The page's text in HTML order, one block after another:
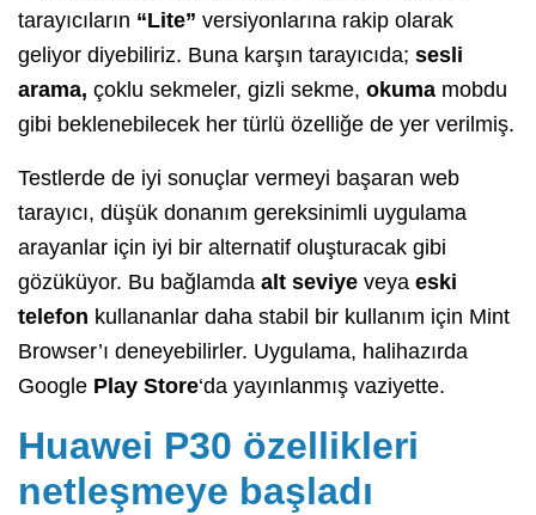
tarayıcıların “Lite” versiyonlarına rakip olarak
geliyor diyebiliriz. Buna karşın tarayıcıda; sesli
arama, çoklu sekmeler, gizli sekme, okuma mobdu
gibi beklenebilecek her türlü özelliğe de yer verilmiş.
Testlerde de iyi sonuçlar vermeyi başaran web
tarayıcı, düşük donanım gereksinimli uygulama
arayanlar için iyi bir alternatif oluşturacak gibi
gözüküyor. Bu bağlamda alt seviye veya eski
telefon kullananlar daha stabil bir kullanım için Mint
Browser’ı deneyebilirler. Uygulama, halihazırda
Google Play Store‘da yayınlanmış vaziyette.
Huawei P30 özellikleri
netleşmeye başladı